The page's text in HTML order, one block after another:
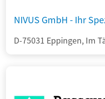
NIVUS GmbH - Ihr
D-75031 Eppingen, Im